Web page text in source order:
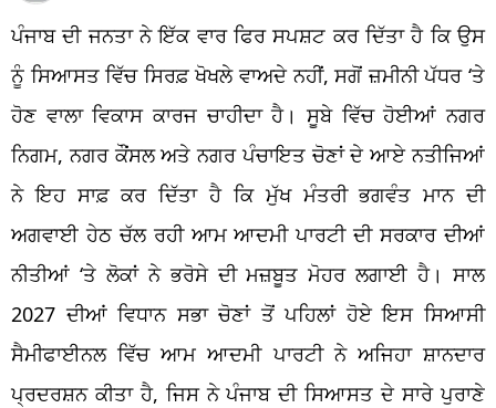
ਪੰਜਾਬ ਦੀ ਜਨਤਾ ਨੇ ਇੱਕ ਵਾਰ ਫਿਰ ਸਪਸ਼ਟ ਕਰ ਦਿੱਤਾ ਹੈ ਕਿ ਉਸ
ਨੂੰ ਸਿਆਸਤ ਵਿੱਚ ਸਿਰਫ਼ ਖੋਖਲੇ ਵਾਅਦੇ ਨਹੀਂ, ਸਗੋਂ ਜ਼ਮੀਨੀ ਪੱਧਰ ‘ਤੇ
ਹੋਣ ਵਾਲਾ ਵਿਕਾਸ ਕਾਰਜ ਚਾਹੀਦਾ ਹੈ। ਸੂਬੇ ਵਿੱਚ ਹੋਈਆਂ ਨਗਰ
ਨਿਗਮ, ਨਗਰ ਕੌਂਸਲ ਅਤੇ ਨਗਰ ਪੰਚਾਇਤ ਚੋਣਾਂ ਦੇ ਆਏ ਨਤੀਜਿਆਂ
ਨੇ ਇਹ ਸਾਫ਼ ਕਰ ਦਿੱਤਾ ਹੈ ਕਿ ਮੁੱਖ ਮੰਤਰੀ ਭਗਵੰਤ ਮਾਨ ਦੀ
ਅਗਵਾਈ ਹੇਠ ਚੱਲ ਰਹੀ ਆਮ ਆਦਮੀ ਪਾਰਟੀ ਦੀ ਸਰਕਾਰ ਦੀਆਂ
ਨੀਤੀਆਂ ‘ਤੇ ਲੋਕਾਂ ਨੇ ਭਰੋਸੇ ਦੀ ਮਜ਼ਬੂਤ ਮੋਹਰ ਲਗਾਈ ਹੈ। ਸਾਲ
2027 ਦੀਆਂ ਵਿਧਾਨ ਸਭਾ ਚੋਣਾਂ ਤੋਂ ਪਹਿਲਾਂ ਹੋਏ ਇਸ ਸਿਆਸੀ
ਸੈਮੀਫਾਈਨਲ ਵਿੱਚ ਆਮ ਆਦਮੀ ਪਾਰਟੀ ਨੇ ਅਜਿਹਾ ਸ਼ਾਨਦਾਰ
ਪ੍ਰਦਰਸ਼ਨ ਕੀਤਾ ਹੈ, ਜਿਸ ਨੇ ਪੰਜਾਬ ਦੀ ਸਿਆਸਤ ਦੇ ਸਾਰੇ ਪੁਰਾਣੇ